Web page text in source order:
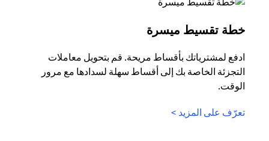
خطة تقسيط ميسرة
ادفع لمشترياتك بأقساط مريحة. قم بتحويل معاملات
التجزئة الخاصة بك إلى أقساط سهلة لسدادها مع مرور
الوقت.
تعرّف على المزيد >